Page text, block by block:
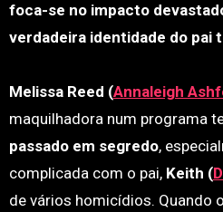
foca-se no impacto
verdadeira identidade do pai
Melissa Reed (Annaleigh
maquilhadora num programa
passado em segredo,
complicada com o pai, Keith (
de vários homicídios. Quando